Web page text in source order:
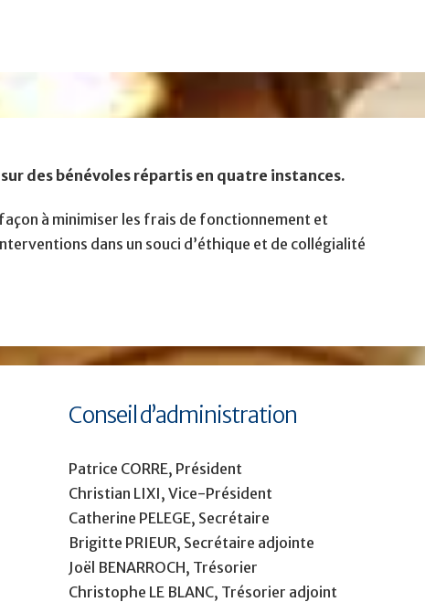
des bénévoles répartis en quatre instances.
à minimiser les frais de fonctionnement et
dans un souci d’éthique et de collégialité
Conseil d’administration
Patrice CORRE, Président
Christian LIXI, Vice-Président
Catherine PELEGE, Secrétaire
Brigitte PRIEUR, Secrétaire adjointe
Joël BENARROCH, Trésorier
Christophe LE BLANC, Trésorier adjoint